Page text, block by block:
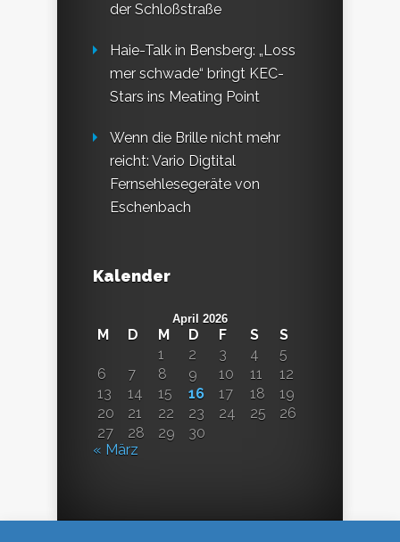
der Schloßstraße
Haie-Talk in Bensberg: „Loss
mer schwade“ bringt KEC-
Stars ins Meating Point
Wenn die Brille nicht mehr
reicht: Vario Digtital
Fernsehlesegeräte von
Eschenbach
Kalender
April 2026
M D M D F S
S
1
2 3 4
5
6
7 8 9 10 11
12
13
14 15 16 17 18
19
20
21 22 23 24 25
26
27
28 29
30
« März